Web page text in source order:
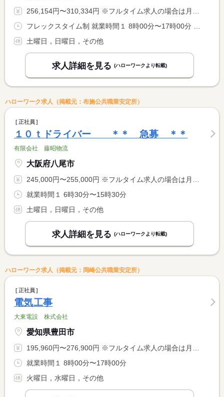
256,154円〜310,334円 ※フルタイム求人の場合は月額（換算額）、パート求人の場合は時間額を表示しています。
土曜日，日曜日，その他
求人詳細を見る (ハローワークより転載)
ハローワーク求人（掲載元：布施公共職業安定所）
正社員
１０ｔドライバー ＊＊ 急募 ＊＊
有限会社 藤昭物流
大阪府八尾市
245,000円〜255,000円 ※フルタイム求人の場合は月額（換算額）、パート求人の場合は時間額を表示しています。
就業時間１ 6時30分〜15時30分
土曜日，日曜日，その他
求人詳細を見る (ハローワークより転載)
ハローワーク求人（掲載元：岡崎公共職業安定所）
正社員
電気工事
大東電設 株式会社
愛知県豊田市
195,960円〜276,900円 ※フルタイム求人の場合は月額（換算額）、パート求人の場合は時間額を表示しています。
就業時間１ 8時00分〜17時00分
火曜日，水曜日，その他